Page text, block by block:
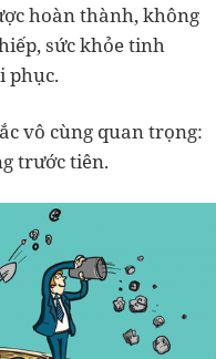
hoàn thành, không
sức khỏe tinh
phục.
vô cùng quan trọng:
trước tiên.